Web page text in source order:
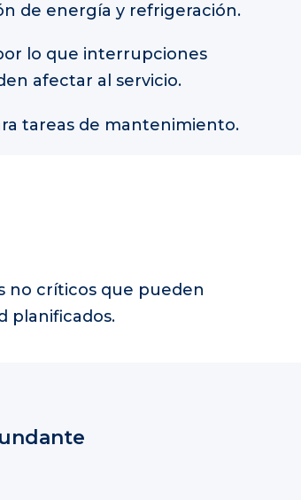
de energía y refrigeración.
lo que interrupciones
afectar al servicio.
tareas de mantenimiento.
no críticos que pueden
planificados.